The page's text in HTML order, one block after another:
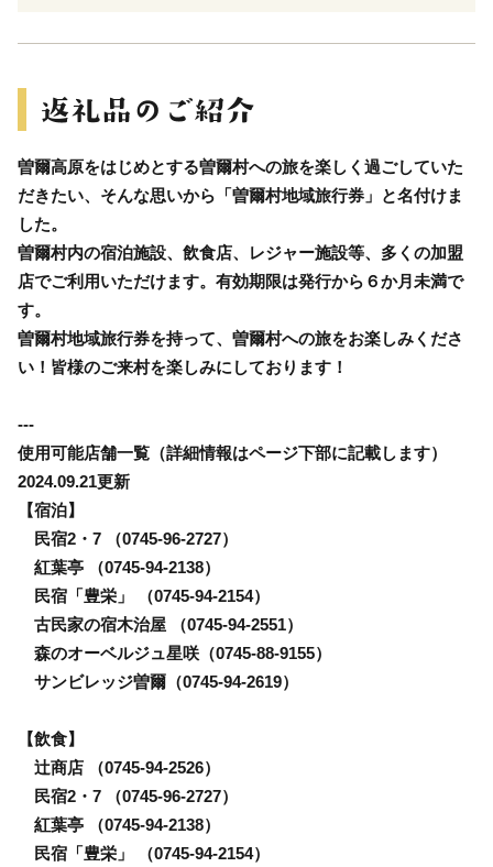
曽爾高原をはじめとする曽爾村への旅を楽しく過ごしていた
だきたい、そんな思いから「曽爾村地域旅行券」と名付けま
した。
曽爾村内の宿泊施設、飲食店、レジャー施設等、多くの加盟
店でご利用いただけます。有効期限は発行から６か月未満で
す。
曽爾村地域旅行券を持って、曽爾村への旅をお楽しみくださ
い！皆様のご来村を楽しみにしております！
---
使用可能店舗一覧（詳細情報はページ下部に記載します）
2024.09.21更新
【宿泊】
民宿2・7 （0745-96-2727）
紅葉亭 （0745-94-2138）
民宿「豊栄」 （0745-94-2154）
古民家の宿木治屋 （0745-94-2551）
森のオーベルジュ星咲（0745-88-9155）
サンビレッジ曽爾（0745-94-2619）
【飲食】
辻商店 （0745-94-2526）
民宿2・7 （0745-96-2727）
紅葉亭 （0745-94-2138）
民宿「豊栄」 （0745-94-2154）